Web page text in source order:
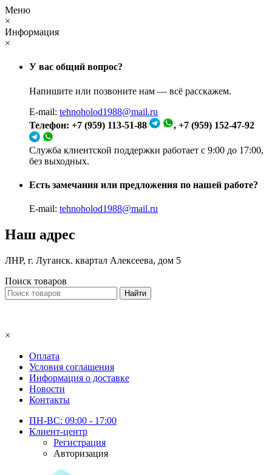
Меню
×
Информация
×
У вас общий вопрос?
Напишите или позвоните нам — всё расскажем.
E-mail: tehnoholod1988@mail.ru
Телефон: +7 (959) 113-51-88
, +7 (959) 152-47-92
Служба клиентской поддержки работает с 9:00 до 17:00,
без выходных.
Есть замечания или предложения по нашей работе?
E-mail: tehnoholod1988@mail.ru
Наш адрес
ЛНР, г. Луганск. квартал Алексеева, дом 5
Поиск товаров
×
Оплата
Условия соглашения
Информация о доставке
Новости
Контакты
ПН-ВС: 09:00 - 17:00
Клиент-центр
Регистрация
Авторизация